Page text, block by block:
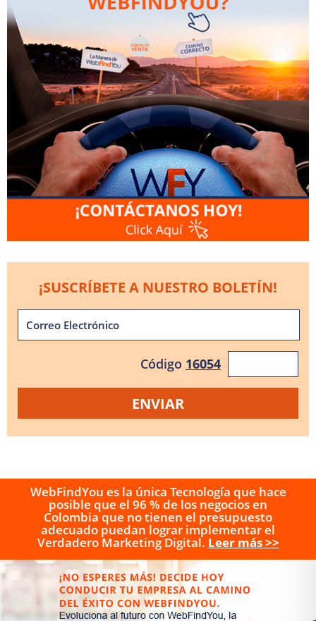
¡SUSCRÍBETE A NUESTRO BOLETÍN!
Código 16054
WebFindYou es la única Tecnología que hace
posible que el 96 % de los negocios en
Colombia que no tienen el presupuesto
adecuado puedan lograr implementar el
Verdadero Marketing Digital. Leer más >>